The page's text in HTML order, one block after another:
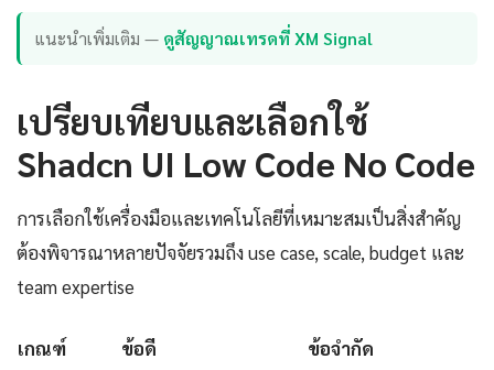
แนะนำเพิ่มเติม — ดูสัญญาณเทรดที่ XM Signal
เปรียบเทียบและเลือกใช้
Shadcn UI Low Code No Code
การเลือกใช้เครื่องมือและเทคโนโลยีที่เหมาะสมเป็นสิ่งสำคัญ
ต้องพิจารณาหลายปัจจัยรวมถึง use case, scale, budget และ
team expertise
เกณฑ์ ข้อดี ข้อจำกัด